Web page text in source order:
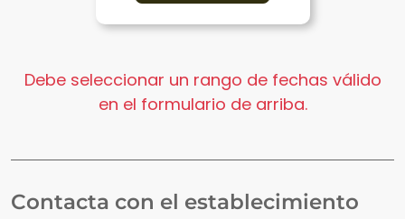
Debe seleccionar un rango de fechas válido
en el formulario de arriba.
Contacta con el establecimiento